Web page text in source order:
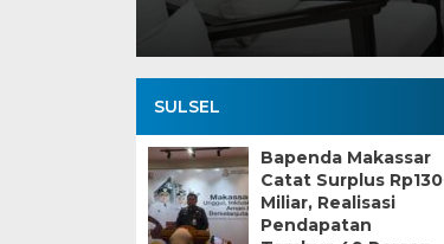
SULSEL
Bapenda Makassar
Catat Surplus Rp130
Miliar, Realisasi
Pendapatan